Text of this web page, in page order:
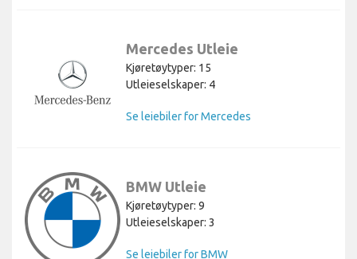
Mercedes Utleie
Kjøretøytyper: 15
Utleieselskaper: 4
Se leiebiler for Mercedes
BMW Utleie
Kjøretøytyper: 9
Utleieselskaper: 3
Se leiebiler for BMW